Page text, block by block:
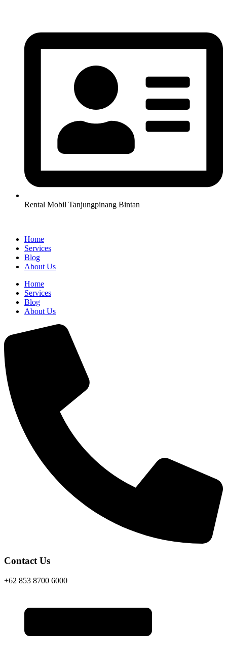
Rental Mobil Tanjungpinang Bintan
Home
Services
Blog
About Us
Home
Services
Blog
About Us
Contact Us
+62 853 8700 6000